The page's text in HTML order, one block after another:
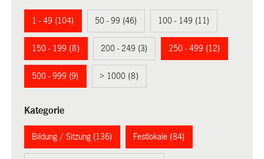
1 - 49 (104) 50 - 99 (46) 100 - 149 (11)
150 - 199 (8) 200 - 249 (3) 250 - 499 (12)
500 - 999 (9) > 1000 (8)
Kategorie
Bildung / Sitzung (136) Festlokale (84)